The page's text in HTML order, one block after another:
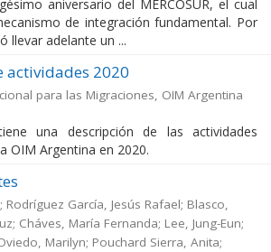
aniversario del MERCOSUR, el cual
de integración fundamental. Por
llevar adelante un ...
actividades 2020
para las Migraciones, OIM Argentina
una descripción de las actividades
OIM Argentina en 2020.
García, Jesús Rafael; Blasco,
Cháves, María Fernanda; Lee, Jung-Eun;
Marilyn; Pouchard Sierra, Anita;